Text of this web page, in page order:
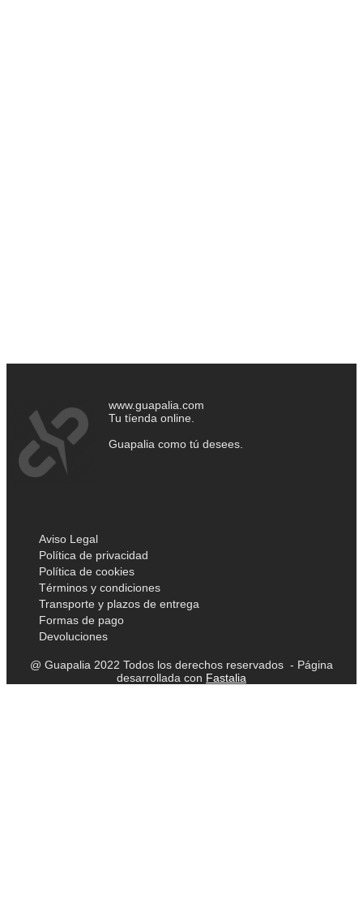
www.guapalia.com
Tu tíenda online.
Guapalia como tú desees.
Aviso Legal
Política de privacidad
Política de cookies
Términos y condiciones
Transporte y plazos de entrega
Formas de pago
Devoluciones
@ Guapalia 2022 Todos los derechos reservados - Página
desarrollada con Fastalia